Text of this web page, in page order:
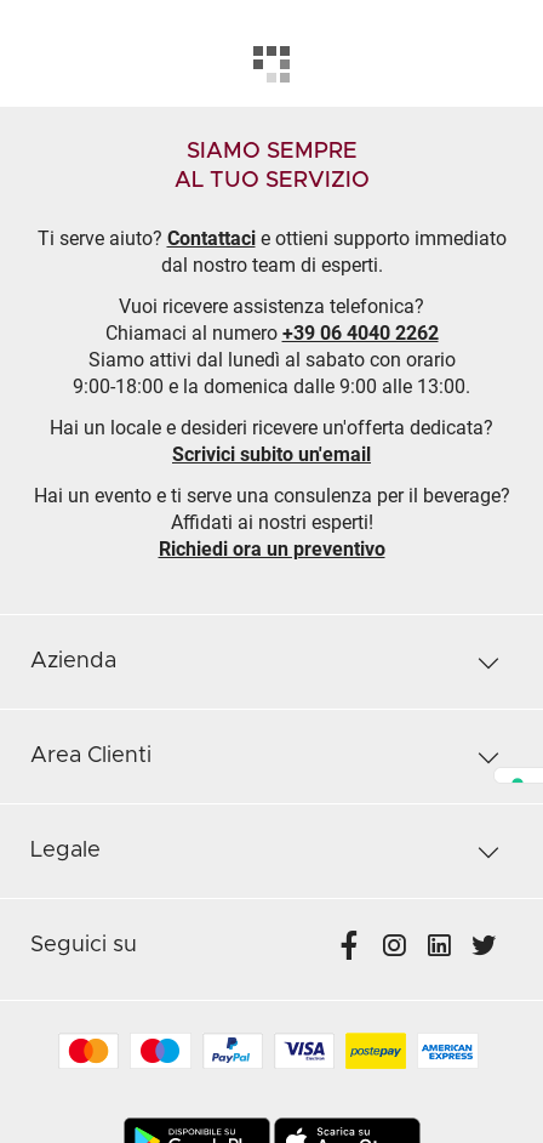
SIAMO SEMPRE
AL TUO SERVIZIO
Ti serve aiuto? Contattacie ottieni supporto immediato
dal nostro team di esperti.
Vuoi ricevere assistenza telefonica?
Chiamaci al numero +39 06 4040 2262
Siamo attivi dal lunedì al sabato con orario
9:00-18:00 e la domenica dalle 9:00 alle 13:00.
Hai un locale e desideri ricevere un'offerta dedicata?
Scrivici subito un'email
Hai un evento e ti serve una consulenza per il beverage?
Affidati ai nostri esperti!
Richiedi ora un preventivo
Azienda
Area Clienti
Legale
Seguici su